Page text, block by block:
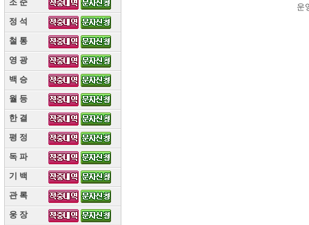
조 준
정 석
철 통
영 광
백 승
월 등
한 결
평 정
독 파
기 백
관 록
웅 장
운